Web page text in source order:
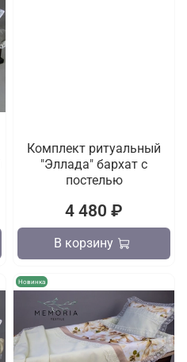
Комплект ритуальный
"Эллада" бархат с
постелью
4 480 ₽
В корзину
Новинка